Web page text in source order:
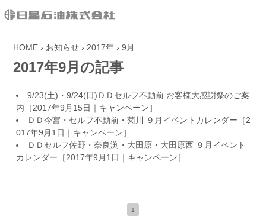
HOME › お知らせ › 2017年 ›9月
2017年9月の記事
9/23(土)・9/24(日)ＤＤセルフ不動前 お客様大感謝祭のご案
内 ［2017年9月15日｜ キャンペーン］
ＤＤ今宮・セルフ不動前・菊川 ９月イベントカレンダー ［2
017年9月1日｜ キャンペーン］
ＤＤセルフ佐野・奈良渕・大田原・大田原西 ９月イベント
カレンダー ［2017年9月1日｜ キャンペーン］
1